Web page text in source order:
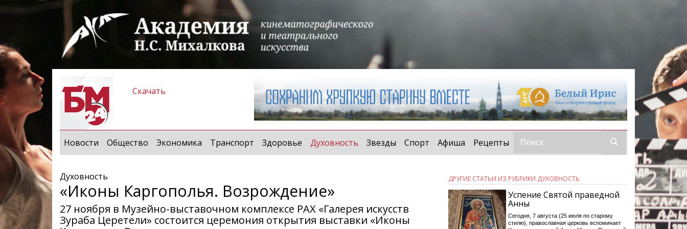
Скачать
Новости Общество Экономика Транспорт Здоровье Духовность (current)
Звезды Спорт Афиша Рецепты
Духовность
«Иконы Каргополья. Возрождение»
27 ноября в Музейно-выставочном комплексе РАХ «Галерея искусств
Зураба Церетели» состоится церемония открытия выставки «Иконы
ДРУГИЕ СТАТЬИ ИЗ РУБРИКИ ДУХОВНОСТЬ
Успение Святой праведной
Анны
Сегодня, 7 августа (25 июля по старому
стилю), православная церковь вспоминает